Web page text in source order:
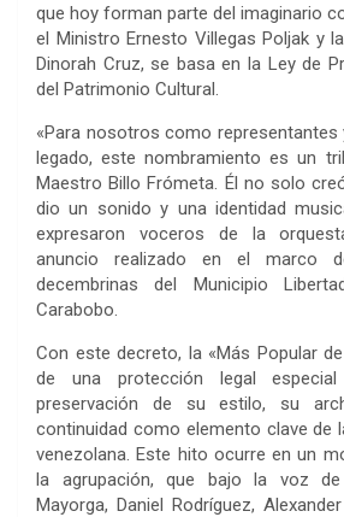
que hoy forman parte del imaginario
el Ministro Ernesto Villegas Poljak y
Dinorah Cruz, se basa en la Ley de
del Patrimonio Cultural.
«Para nosotros como representantes
legado, este nombramiento es un
Maestro Billo Frómeta. Él no solo
dio un sonido y una identidad
expresaron voceros de la
anuncio realizado en el marco
decembrinas del Municipio
Carabobo.
Con este decreto, la «Más Popular
de una protección legal
preservación de su estilo, su
continuidad como elemento clave de
venezolana. Este hito ocurre en un
la agrupación, que bajo la voz
Mayorga, Daniel Rodríguez,